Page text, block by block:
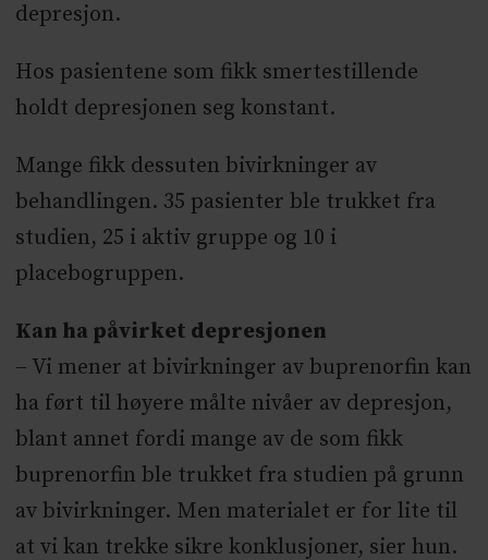
depresjon.
Hos pasientene som fikk smertestillende
holdt depresjonen seg konstant.
Mange fikk dessuten bivirkninger av
behandlingen. 35 pasienter ble trukket fra
studien, 25 i aktiv gruppe og 10 i
placebogruppen.
Kan ha påvirket depresjonen
– Vi mener at bivirkninger av buprenorfin kan
ha ført til høyere målte nivåer av depresjon,
blant annet fordi mange av de som fikk
buprenorfin ble trukket fra studien på grunn
av bivirkninger. Men materialet er for lite til
at vi kan trekke sikre konklusjoner, sier hun.